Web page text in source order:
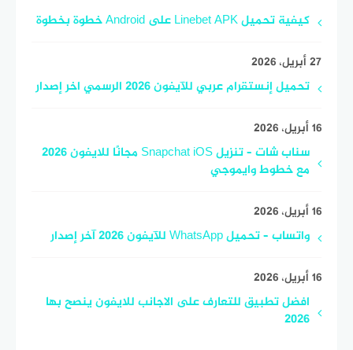
كيفية تحميل Linebet APK على Android خطوة بخطوة
27 أبريل، 2026
تحميل إنستقرام عربي للآيفون 2026 الرسمي اخر إصدار
16 أبريل، 2026
سناب شات – تنزيل Snapchat iOS مجانًا للايفون 2026
مع خطوط وايموجي
16 أبريل، 2026
واتساب – تحميل WhatsApp للآيفون 2026 آخر إصدار
16 أبريل، 2026
افضل تطبيق للتعارف على الاجانب للايفون ينصح بها
2026